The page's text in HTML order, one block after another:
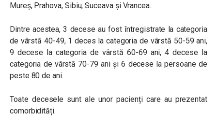
Mureș, Prahova, Sibiu, Suceava și Vrancea.
Dintre acestea, 3 decese au fost întregistrate la categoria
de vârstă 40-49, 1 deces la categoria de vârstă 50-59 ani,
9 decese la categoria de vârstă 60-69 ani, 4 decese la
categoria de vârstă 70-79 ani și 6 decese la persoane de
peste 80 de ani.
Toate decesele sunt ale unor pacienți care au prezentat
comorbidități.